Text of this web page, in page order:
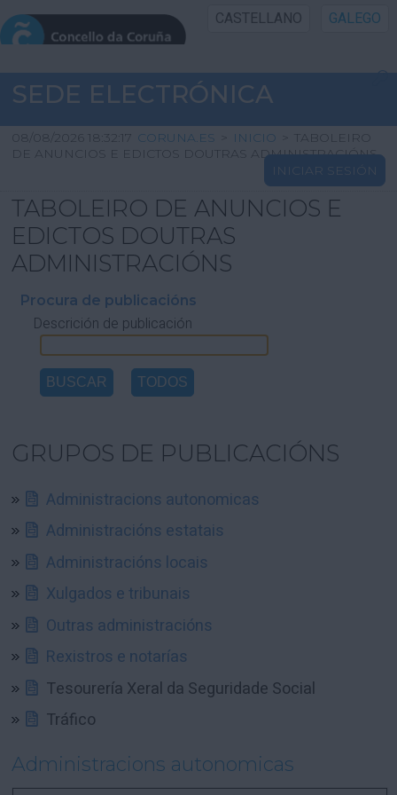
CASTELLANO GALEGO
INICIO SEDE
INICIO
INFORMACIÓN PÚBLICA
CARTAFOL CIDADÁN
UTILIDADES
AXUDA
SEDE ELECTRÓNICA
08/08/2026 18:32:17 CORUNA.ES > INICIO > TABOLEIRO
DE ANUNCIOS E EDICTOS DOUTRAS ADMINISTRACIÓNS
INICIAR SESIÓN
TABOLEIRO DE ANUNCIOS E
EDICTOS DOUTRAS
ADMINISTRACIÓNS
Procura de publicacións
Descrición de publicación
GRUPOS DE PUBLICACIÓNS
Administracions autonomicas
Administracións estatais
Administracións locais
Xulgados e tribunais
Outras administracións
Rexistros e notarías
Tesourería Xeral da Seguridade Social
Tráfico
Administracions autonomicas